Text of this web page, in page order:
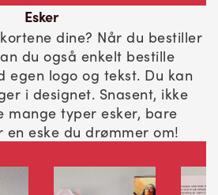
Esker
dine? Når du bestiller
du også enkelt bestille
egen logo og tekst. Du kan
i designet. Snasent, ikke
mange typer esker, bare
en eske du drømmer om!